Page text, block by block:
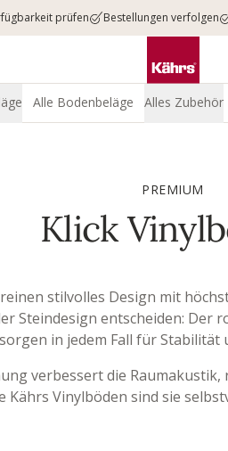
prüfen Bestellungen verfolgen
Alle Bodenbeläge Alles Zubehör
PREMIUM
Klick
stilvolles Design mit
Steindesign entscheiden: Der
sorgen in jedem Fall für Stabilität
verbessert die
Kährs Vinylböden sind sie